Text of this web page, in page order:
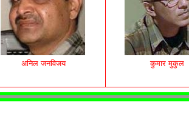
अनिल जनविजय कुमार मुकुल